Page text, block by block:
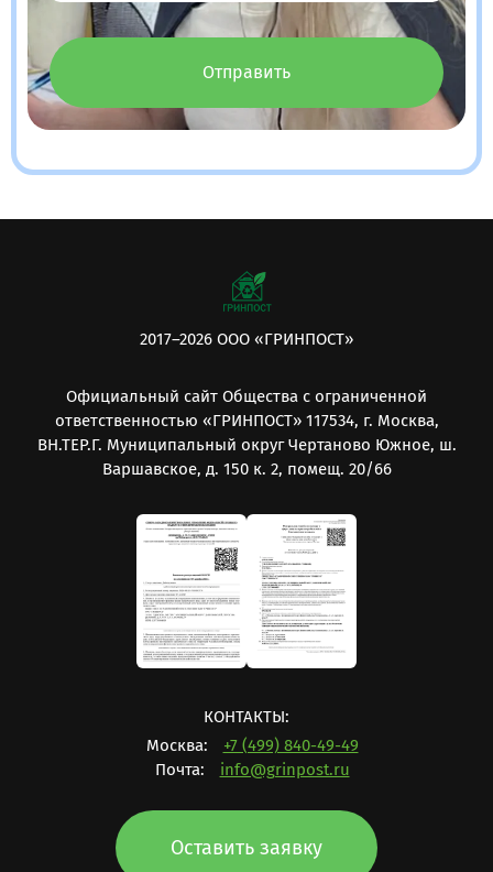
Отправить
2017–2026 ООО «ГРИНПОСТ»
Официальный сайт Общества с ограниченной
ответственностью «ГРИНПОСТ» 117534, г. Москва,
ВН.ТЕР.Г. Муниципальный округ Чертаново Южное, ш.
Варшавское, д. 150 к. 2, помещ. 20/66
КОНТАКТЫ:
Москва:
+7 (499) 840-49-49
Почта:
info@grinpost.ru
Оставить заявку